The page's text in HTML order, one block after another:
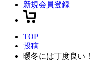
新規会員登録
TOP
投稿
暖冬には丁度良い